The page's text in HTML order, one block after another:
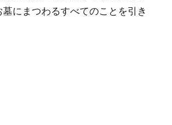
にまつわるすべてのことを引き